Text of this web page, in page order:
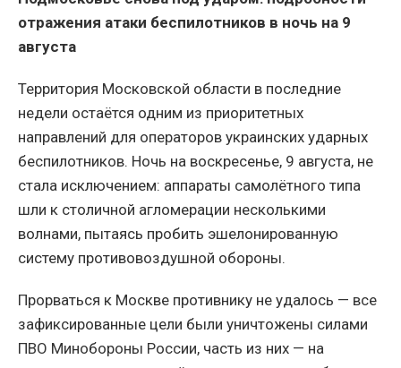
отражения атаки беспилотников в ночь на 9
августа
Территория Московской области в последние
недели остаётся одним из приоритетных
направлений для операторов украинских ударных
беспилотников. Ночь на воскресенье, 9 августа, не
стала исключением: аппараты самолётного типа
шли к столичной агломерации несколькими
волнами, пытаясь пробить эшелонированную
систему противовоздушной обороны.
Прорваться к Москве противнику не удалось — все
зафиксированные цели были уничтожены силами
ПВО Минобороны России, часть из них — на